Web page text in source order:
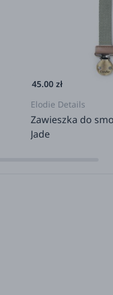
45.00 zł
Elodie Details
Zawieszka do
Jade